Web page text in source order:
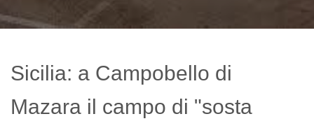
Sicilia: a Campobello di
Mazara il campo di "sosta